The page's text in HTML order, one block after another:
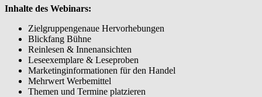
Inhalte des Webinars:
Zielgruppengenaue Hervorhebungen
Blickfang Bühne
Reinlesen & Innenansichten
Leseexemplare & Leseproben
Marketinginformationen für den Handel
Mehrwert Werbemittel
Themen und Termine platzieren